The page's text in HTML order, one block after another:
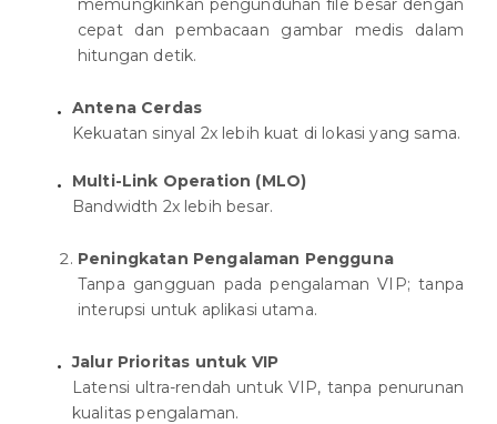
memungkinkan pengunduhan file besar dengan
cepat dan pembacaan gambar medis dalam
hitungan detik.
Antena Cerdas
Kekuatan sinyal 2x lebih kuat di lokasi yang sama.
Multi-Link Operation (MLO)
Bandwidth 2x lebih besar.
Peningkatan Pengalaman Pengguna
Tanpa gangguan pada pengalaman VIP; tanpa
interupsi untuk aplikasi utama.
Jalur Prioritas untuk VIP
Latensi ultra-rendah untuk VIP, tanpa penurunan
kualitas pengalaman.